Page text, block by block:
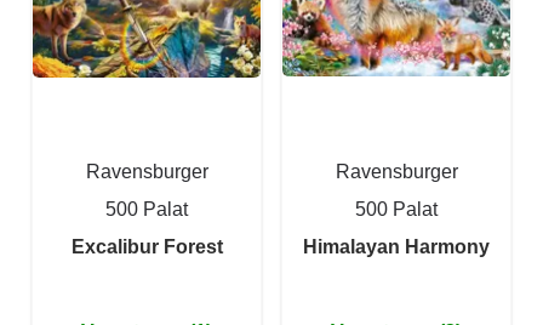
Ravensburger
500 Palat
Excalibur Forest
Ravensburger
500 Palat
Himalayan Harmony